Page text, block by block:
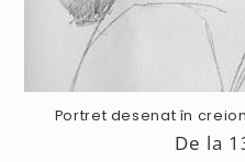
Portret desenat în
Preț
De la